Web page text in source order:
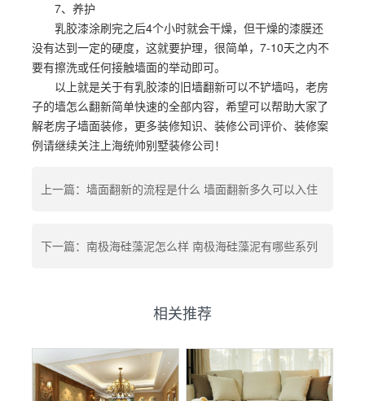
7、养护
乳胶漆涂刷完之后4个小时就会干燥，但干燥的漆膜还
没有达到一定的硬度，这就要护理，很简单，7-10天之内不
要有擦洗或任何接触墙面的举动即可。
以上就是关于有乳胶漆的旧墙翻新可以不铲墙吗，老房
子的墙怎么翻新简单快速的全部内容，希望可以帮助大家了
解老房子墙面装修，更多装修知识、装修公司评价、装修案
例请继续关注上海统帅别墅装修公司！
上一篇：墙面翻新的流程是什么 墙面翻新多久可以入住
下一篇：南极海硅藻泥怎么样 南极海硅藻泥有哪些系列
相关推荐